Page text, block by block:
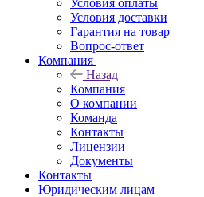
Условия оплаты
Условия доставки
Гарантия на товар
Вопрос-ответ
Компания
Назад
Компания
О компании
Команда
Контакты
Лицензии
Документы
Контакты
Юридическим лицам